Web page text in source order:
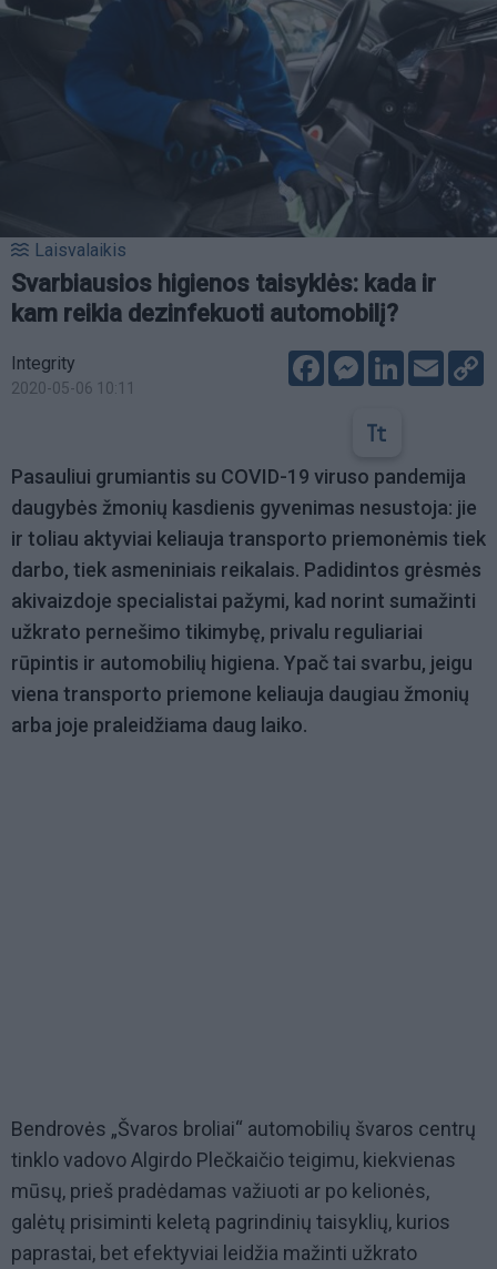
Laisvalaikis
Svarbiausios higienos taisyklės: kada ir
kam reikia dezinfekuoti automobilį?
Integrity
2020-05-06 10:11
FacebookMessenger
LinkedIn
Email
Pasauliui grumiantis su COVID-19 viruso pandemija
daugybės žmonių kasdienis gyvenimas nesustoja: jie
ir toliau aktyviai keliauja transporto priemonėmis tiek
darbo, tiek asmeniniais reikalais. Padidintos grėsmės
akivaizdoje specialistai pažymi, kad norint sumažinti
užkrato pernešimo tikimybę, privalu reguliariai
rūpintis ir automobilių higiena. Ypač tai svarbu, jeigu
viena transporto priemone keliauja daugiau žmonių
arba joje praleidžiama daug laiko.
Bendrovės „Švaros broliai“ automobilių švaros centrų
tinklo vadovo Algirdo Plečkaičio teigimu, kiekvienas
mūsų, prieš pradėdamas važiuoti ar po kelionės,
galėtų prisiminti keletą pagrindinių taisyklių, kurios
paprastai, bet efektyviai leidžia mažinti užkrato